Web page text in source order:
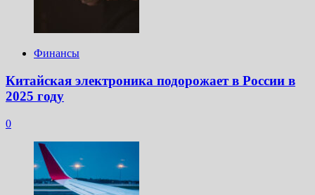
Финансы
Китайская электроника подорожает в России в
2025 году
0